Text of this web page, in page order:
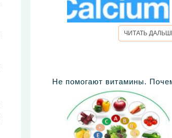
ЧИТАТЬ
Не помогают витамины.